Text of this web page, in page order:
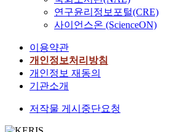
연구윤리정보포털(CRE)
사이언스온 (ScienceON)
이용약관
개인정보처리방침
개인정보 재동의
기관소개
저작물 게시중단요청